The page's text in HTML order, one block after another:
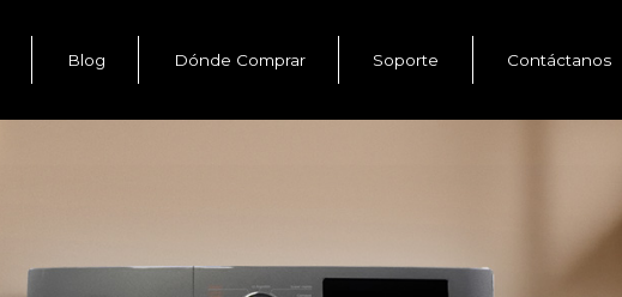
Blog Dónde Comprar Soporte Contáctanos